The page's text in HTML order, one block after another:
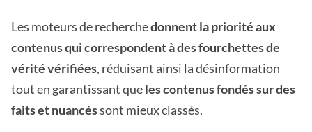
Les moteurs de recherchedonnent la priorité aux
contenus qui correspondent à des fourchettes de
vérité vérifiées, réduisant ainsi la désinformation
tout en garantissant queles contenus fondés sur des
faits et nuancéssont mieux classés.